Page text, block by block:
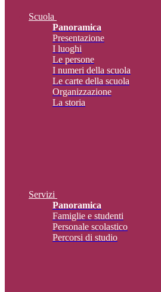
Scuola
Panoramica
Presentazione
I luoghi
Le persone
I numeri della scuola
Le carte della scuola
Organizzazione
La storia
Servizi
Panoramica
Famiglie e studenti
Personale scolastico
Percorsi di studio